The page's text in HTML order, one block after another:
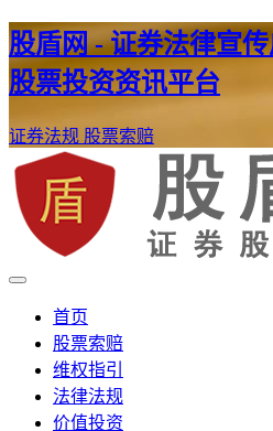
股盾网 - 证券法律宣
股票投资资讯平台
证券法规 股票索赔
股盾网
证券股票维权网
首页
股票索赔
维权指引
法律法规
价值投资